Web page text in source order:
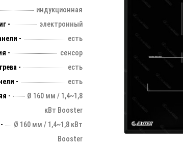
индукционная
-
электронный
-
есть
-
сенсор
-
есть
-
есть
-
Ø 160 мм / 1,4~1,8
кВт Booster
Ø 160 мм / 1,4~1,8 кВт
Booster